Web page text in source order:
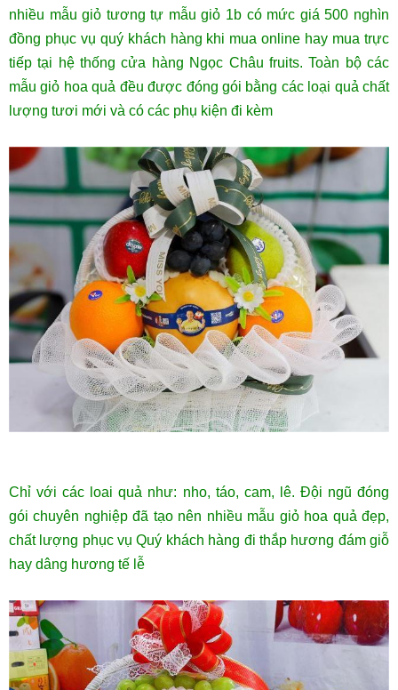
nhiều mẫu giỏ tương tự mẫu giỏ 1b có mức giá 500 nghìn
đồng phục vụ quý khách hàng khi mua online hay mua trực
tiếp tại hệ thống cửa hàng Ngọc Châu fruits. Toàn bộ các
mẫu giỏ hoa quả đều được đóng gói bằng các loại quả chất
lượng tươi mới và có các phụ kiện đi kèm
Chỉ với các loai quả như: nho, táo, cam, lê. Đội ngũ đóng
gói chuyên nghiệp đã tạo nên nhiều mẫu giỏ hoa quả đẹp,
chất lượng phục vụ Quý khách hàng đi thắp hương đám giỗ
hay dâng hương tế lễ